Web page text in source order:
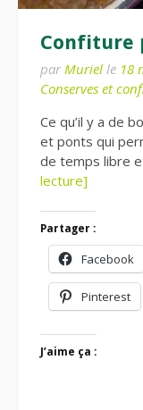
Confiture
par Muriel le 18
Conserves et
Ce qu’il y a de
et ponts qui
de temps libre
lecture]
Partager :
Facebook
Pinterest
J’aime ça :